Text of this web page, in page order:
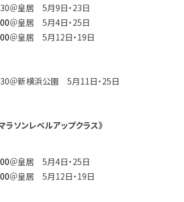
＠皇居 5月9日・23日
＠皇居 5月4日・25日
＠皇居 5月12日・19日
＠新横浜公園 5月11日・25日
ラソンレベルアップクラス》
＠皇居 5月4日・25日
＠皇居 5月12日・19日